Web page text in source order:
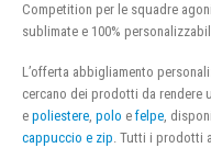
Competition per le squadre
sublimate e 100%
L’offerta abbigliamento
cercano dei prodotti da
e poliestere, polo e felpe,
cappuccio e zip. Tutti i prodotti